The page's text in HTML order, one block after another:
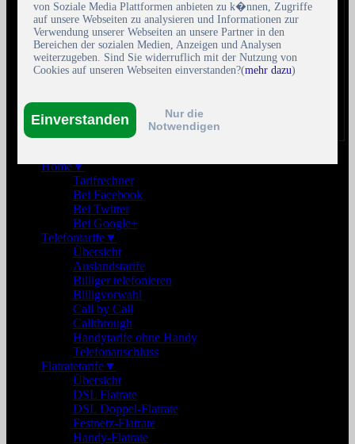
Home▼
Tarifrechner
Bei Facebook
Bei Twitter
Bei Google+
Telefontarife▼
Übersicht
Auslandstarife
Billiger telefonieren
Billigvorwahl
Call by Call
Callthrough
Handytarife ohne Handy
Telefonanschluss
Flatratetarife▼
Übersicht
DSL Flatrate
DSL Doppel-Flatrate
Festnetz-Flatrate
Handy-Flatrate
von Soziale Media Plattformen anbieten zu k�nnen, Zugriffe
auf unsere Webseiten zu analysieren und Informationen zur
Verwendung unserer Webseiten an unsere Partner in den
Bereichen der sozialen Medien, Anzeigen und Analysen
weiterzugeben. Sind Sie widerruflich mit der Nutzung von
Cookies auf unseren Webseiten einverstanden?(mehr dazu)
Einverstanden
Nur die
Notwendigen